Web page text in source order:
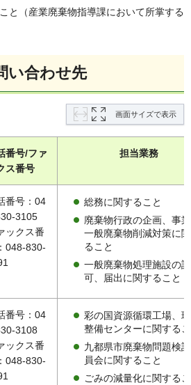
と（産業廃棄物指導課において所掌する
い合わせ先
画面サイズで表示
番号/ファ
ス番号
担当業務
番号：04
3105
ックス番
048-830-
総務に関すること
廃棄物行政の企画、事
一般廃棄物削減対策に
ること
一般廃棄物処理施設の許
可、届出に関すること
番号：04
3108
ックス番
048-830-
彩の国資源循環工場、
整備センターに関する
九都県市廃棄物問題検
員会に関すること
ごみの減量化に関する